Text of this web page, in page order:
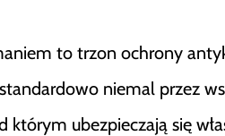
to trzon ochrony
niemal przez
którym ubezpieczają się